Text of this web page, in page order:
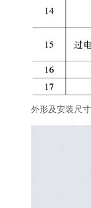
外形及安装尺寸